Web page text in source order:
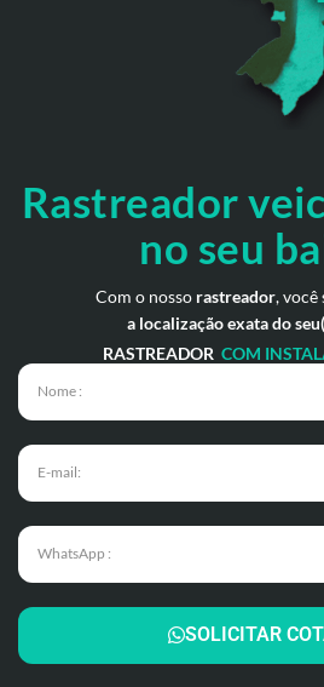
Rastreador
no seu
Com o nosso rastreador, você
a localização exata do
RASTREADOR COM
SOLICITAR